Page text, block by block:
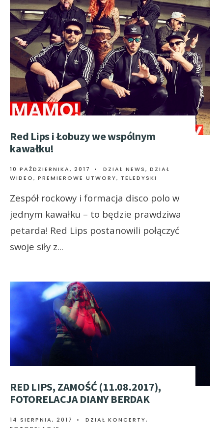
Red Lips i Łobuzy we wspólnym
kawałku!
10 PAŹDZIERNIKA, 2017 • DZIAŁ NEWS, DZIAŁ
WIDEO, PREMIEROWE UTWORY, TELEDYSKI
Zespół rockowy i formacja disco polo w
jednym kawałku – to będzie prawdziwa
petarda! Red Lips postanowili połączyć
swoje siły z...
RED LIPS, ZAMOŚĆ (11.08.2017),
FOTORELACJA DIANY BERDAK
14 SIERPNIA, 2017 • DZIAŁ KONCERTY,